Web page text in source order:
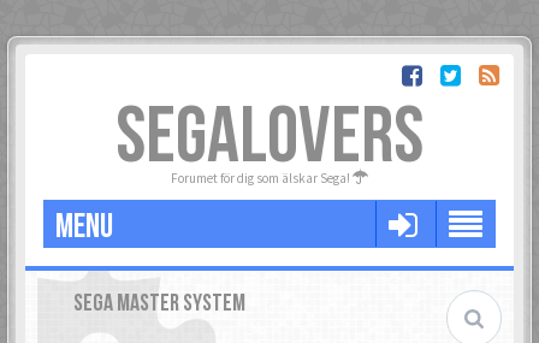
SEGALOVERS
Forumet för dig som älskar Sega!
MENU
SEGA MASTER SYSTEM